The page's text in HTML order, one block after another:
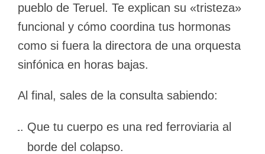
pueblo de Teruel. Te explican su «tristeza»
funcional y cómo coordina tus hormonas
como si fuera la directora de una orquesta
sinfónica en horas bajas.
Al final, sales de la consulta sabiendo:
Que tu cuerpo es una red ferroviaria al
borde del colapso.